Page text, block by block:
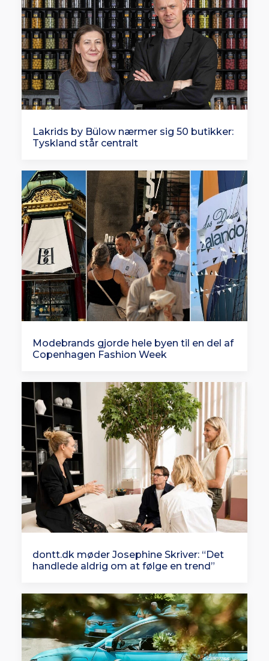
Lakrids by Bülow nærmer sig 50 butikker:
Tyskland står centralt
Modebrands gjorde hele byen til en del af
Copenhagen Fashion Week
dontt.dk møder Josephine Skriver: “Det
handlede aldrig om at følge en trend”